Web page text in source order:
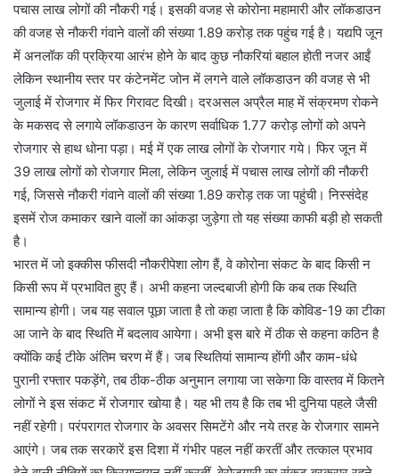
पचास लाख लोगों की नौकरी गई। इसकी वजह से कोरोना महामारी और लॉकडाउन
की वजह से नौकरी गंवाने वालों की संख्या 1.89 करोड़ तक पहुंच गई है। यद्यपि जून
में अनलॉक की प्रक्रिया आरंभ होने के बाद कुछ नौकरियां बहाल होती नजर आईं
लेकिन स्थानीय स्तर पर कंटेनमेंट जोन में लगने वाले लॉकडाउन की वजह से भी
जुलाई में रोजगार में फिर गिरावट दिखी। दरअसल अप्रैल माह में संक्रमण रोकने
के मकसद से लगाये लॉकडाउन के कारण सर्वाधिक 1.77 करोड़ लोगों को अपने
रोजगार से हाथ धोना पड़ा। मई में एक लाख लोगों के रोजगार गये। फिर जून में
39 लाख लोगों को रोजगार मिला, लेकिन जुलाई में पचास लाख लोगों की नौकरी
गई, जिससे नौकरी गंवाने वालों की संख्या 1.89 करोड़ तक जा पहुंची। निस्संदेह
इसमें रोज कमाकर खाने वालों का आंकड़ा जुड़ेगा तो यह संख्या काफी बड़ी हो सकती
है।
भारत में जो इक्कीस फीसदी नौकरीपेशा लोग हैं, वे कोरोना संकट के बाद किसी न
किसी रूप में प्रभावित हुए हैं। अभी कहना जल्दबाजी होगी कि कब तक स्थिति
सामान्य होगी। जब यह सवाल पूछा जाता है तो कहा जाता है कि कोविड-19 का टीका
आ जाने के बाद स्थिति में बदलाव आयेगा। अभी इस बारे में ठीक से कहना कठिन है
क्योंकि कई टीके अंतिम चरण में हैं। जब स्थितियां सामान्य होंगी और काम-धंधे
पुरानी रफ्तार पकड़ेंगे, तब ठीक-ठीक अनुमान लगाया जा सकेगा कि वास्तव में कितने
लोगों ने इस संकट में रोजगार खोया है। यह भी तय है कि तब भी दुनिया पहले जैसी
नहीं रहेगी। परंपरागत रोजगार के अवसर सिमटेंगे और नये तरह के रोजगार सामने
आएंगे। जब तक सरकारें इस दिशा में गंभीर पहल नहीं करतीं और तत्काल प्रभाव